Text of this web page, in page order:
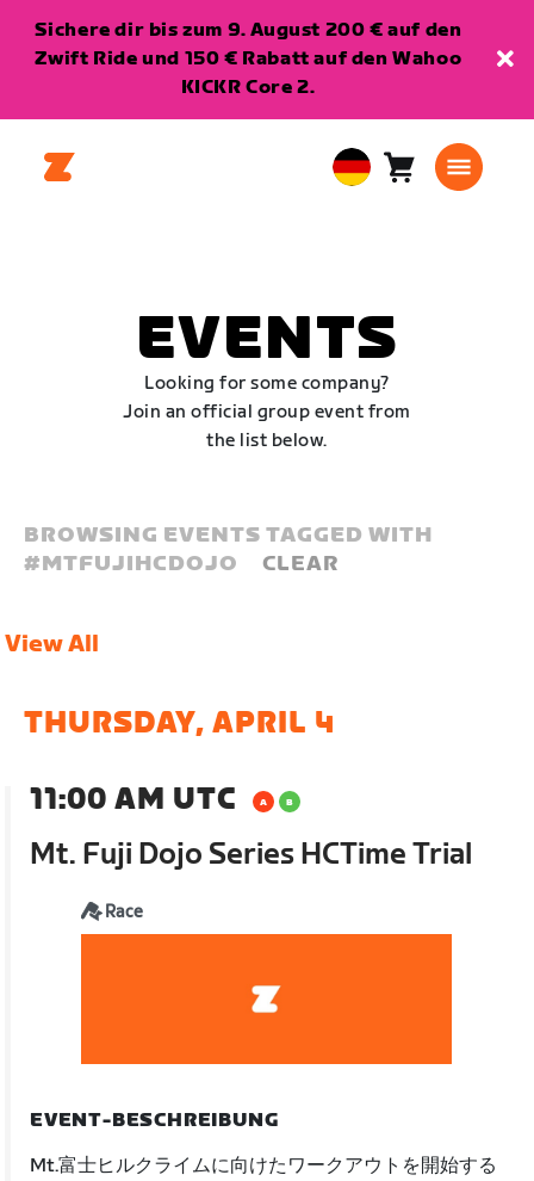
Sichere dir bis zum 9. August 200 € auf den
Zwift Ride und 150 € Rabatt auf den Wahoo
KICKR Core 2.
EuropeanWarenkorb
EVENTS
Looking for some company?
Join an official group event from
the list below.
BROWSING EVENTS TAGGED WITH
#MTFUJIHCDOJO CLEAR
View All
THURSDAY, APRIL 4
11:00 AM UTC
Mt. Fuji Dojo Series HCTime Trial
Race
EVENT-BESCHREIBUNG
Mt.富士ヒルクライムに向けたワークアウトを開始する